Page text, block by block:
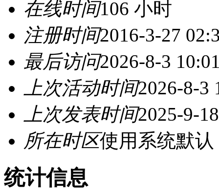
在线时间106 小时
注册时间2016-3-27
最后访问2026-8-3
上次活动时间2026-8-3
上次发表时间2025-9-
所在时区使用系统默认
统计信息